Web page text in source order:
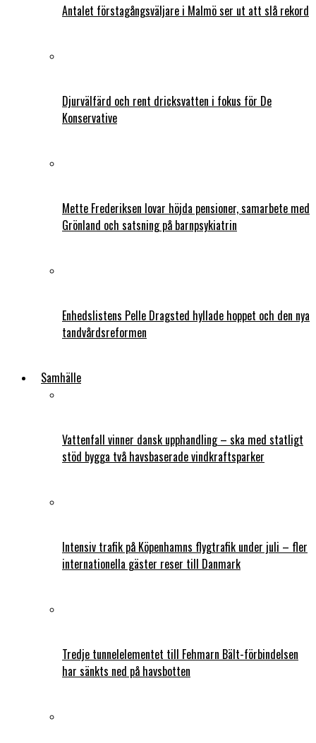
Antalet förstagångsväljare i Malmö ser ut att slå rekord
Djurvälfärd och rent dricksvatten i fokus för De
Konservative
Mette Frederiksen lovar höjda pensioner, samarbete med
Grönland och satsning på barnpsykiatrin
Enhedslistens Pelle Dragsted hyllade hoppet och den nya
tandvårdsreformen
Samhälle
Vattenfall vinner dansk upphandling – ska med statligt
stöd bygga två havsbaserade vindkraftsparker
Intensiv trafik på Köpenhamns flygtrafik under juli – fler
internationella gäster reser till Danmark
Tredje tunnelelementet till Fehmarn Bält-förbindelsen
har sänkts ned på havsbotten